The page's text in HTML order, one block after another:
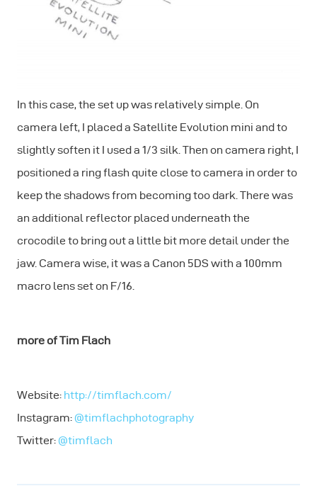
In this case, the set up was relatively simple. On
camera left, I placed a Satellite Evolution mini and to
slightly soften it I used a 1/3 silk. Then on camera right, I
positioned a ring flash quite close to camera in order to
keep the shadows from becoming too dark. There was
an additional reflector placed underneath the
crocodile to bring out a little bit more detail under the
jaw. Camera wise, it was a Canon 5DS with a 100mm
macro lens set on F/16.
more of Tim Flach
Website: http://timflach.com/
Instagram:@timflachphotography
Twitter:@timflach